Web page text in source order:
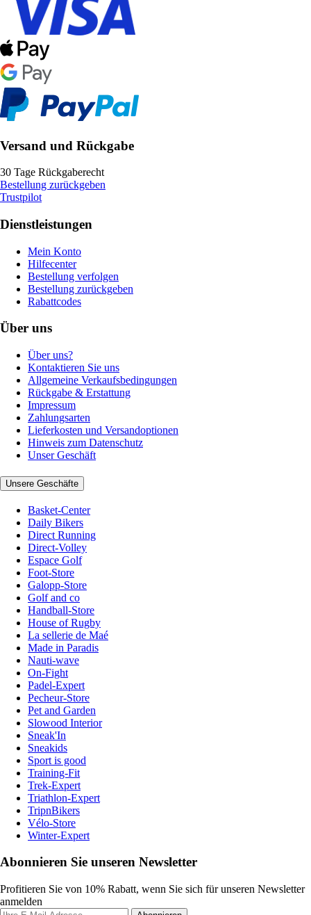
Versand und Rückgabe
30 Tage Rückgaberecht
Bestellung zurückgeben
Trustpilot
Dienstleistungen
Mein Konto
Hilfecenter
Bestellung verfolgen
Bestellung zurückgeben
Rabattcodes
Über uns
Über uns?
Kontaktieren Sie uns
Allgemeine Verkaufsbedingungen
Rückgabe & Erstattung
Impressum
Zahlungsarten
Lieferkosten und Versandoptionen
Hinweis zum Datenschutz
Unser Geschäft
Unsere Geschäfte
Basket-Center
Daily Bikers
Direct Running
Direct-Volley
Espace Golf
Foot-Store
Galopp-Store
Golf and co
Handball-Store
House of Rugby
La sellerie de Maé
Made in Paradis
Nauti-wave
On-Fight
Padel-Expert
Pecheur-Store
Pet and Garden
Slowood Interior
Sneak'In
Sneakids
Sport is good
Training-Fit
Trek-Expert
Triathlon-Expert
TripnBikers
Vélo-Store
Winter-Expert
Abonnieren Sie unseren Newsletter
Profitieren Sie von 10% Rabatt, wenn Sie sich für unseren Newsletter
anmelden